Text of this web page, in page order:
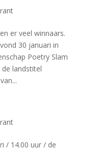
er veel winnaars.
30 januari in
Poetry Slam
de landstitel
/ 14.00 uur / de